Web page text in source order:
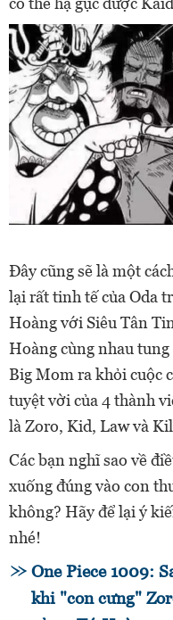
Đây cũng sẽ là một
lại rất tinh tế của Oda
Hoàng với Siêu Tân
Hoàng cùng nhau
Big Mom ra khỏi cuộc
tuyệt vời của 4 thành
là Zoro, Kid, Law và
Các bạn nghĩ sao về
xuống đúng vào con
không? Hãy để lại ý
nhé!
One Piece 1009:
khi "con cưng"